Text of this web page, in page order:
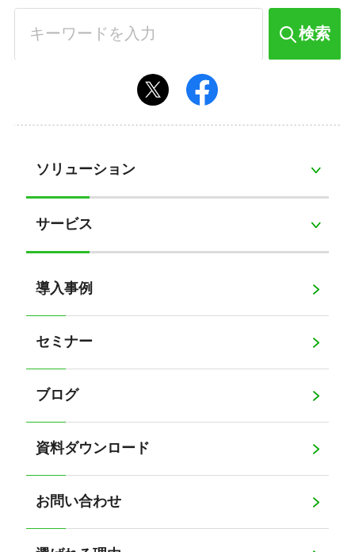
検索
ソリューション
サービス
導入事例
セミナー
ブログ
資料ダウンロード
お問い合わせ